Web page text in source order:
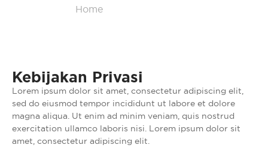
Home/
Kebijakan Privasi
Lorem ipsum dolor sit amet, consectetur adipiscing elit,
sed do eiusmod tempor incididunt ut labore et dolore
magna aliqua. Ut enim ad minim veniam, quis nostrud
exercitation ullamco laboris nisi. Lorem ipsum dolor sit
amet, consectetur adipiscing elit.